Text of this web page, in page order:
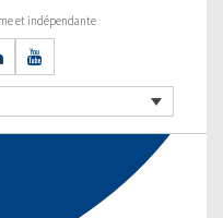
et indépendante